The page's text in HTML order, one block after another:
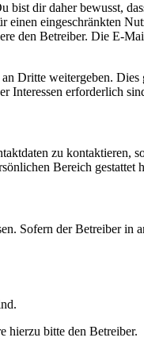
bist dir daher bewusst,
eingeschränkten
den Betreiber. Die E-
Dritte weitergeben.
Interessen erforderlich
zu
Bereich gestattet
Sofern der Betreiber in
hierzu bitte den Betreiber.